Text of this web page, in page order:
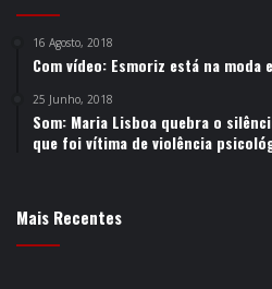
16 Agosto, 2018
Com vídeo: Esmoriz está na moda
25 Junho, 2018
Som: Maria Lisboa quebra o
que foi vítima de violência
Mais Recentes